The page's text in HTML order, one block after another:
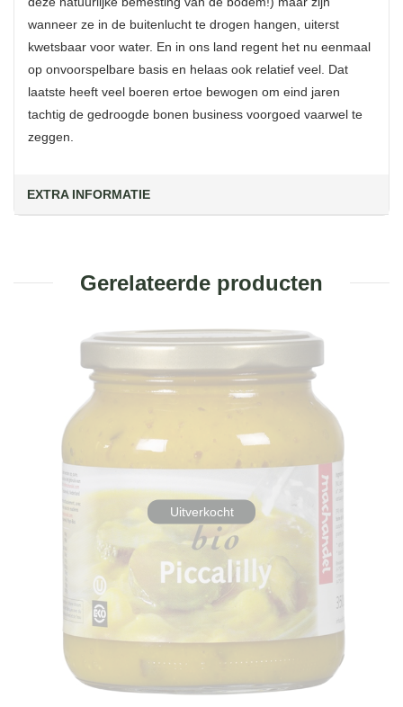
wanneer ze in de buitenlucht te drogen hangen, uiterst
kwetsbaar voor water. En in ons land regent het nu eenmaal
op onvoorspelbare basis en helaas ook relatief veel. Dat
laatste heeft veel boeren ertoe bewogen om eind jaren
tachtig de gedroogde bonen business voorgoed vaarwel te
zeggen.
EXTRA INFORMATIE
Gerelateerde producten
Uitverkocht